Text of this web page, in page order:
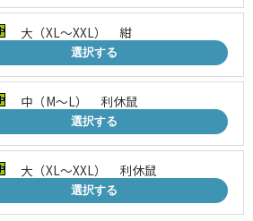
大（XL～XXL） 紺
選択する
中（M～L） 利休鼠
選択する
大（XL～XXL） 利休鼠
選択する